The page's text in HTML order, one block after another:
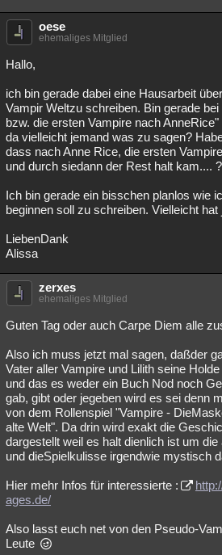
oese
ehemaliges Mitglied
Hallo,
ich bin gerade dabei eine Hausarbeit
Vampir Weltzu schreiben. Bin gerade
bzw. die ersten Vampire nach
da vielleicht jemand was zu sagen?
dass nach Anne Rice, die ersten
und durch siedann der Rest halt kam....
Ich bin gerade ein bisschen planlos wie
beginnen soll zu schreiben. Vielleicht hat
LiebenDank
Alissa
zerxes
ehemaliges Mitglied
Guten Tag oder auch Carpe Diem alle
Also ich muss jetzt mal sagen, daßder
Vater aller Vampire und Lilith seine
und das es weder ein Buch Nod noch
gab, gibt oder jegeben wird es sei denn
von dem Rollenspiel "Vampire -
alte Welt". Da drin wird exakt die
dargestellt weil es halt dienlich ist um
und dieSpielkulisse irgendwie mystisch
Hier mehr Infos für interessierte :
ages.de/
Also lasst euch net von den Pseudo-
Leute